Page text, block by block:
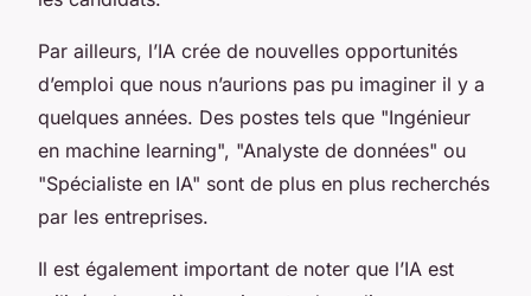
Par ailleurs, l’IA crée de nouvelles opportunités
d’emploi que nous n’aurions pas pu imaginer il y a
quelques années. Des postes tels que "Ingénieur
en machine learning", "Analyste de données" ou
"Spécialiste en IA" sont de plus en plus recherchés
par les entreprises.
Il est également important de noter que l’IA est